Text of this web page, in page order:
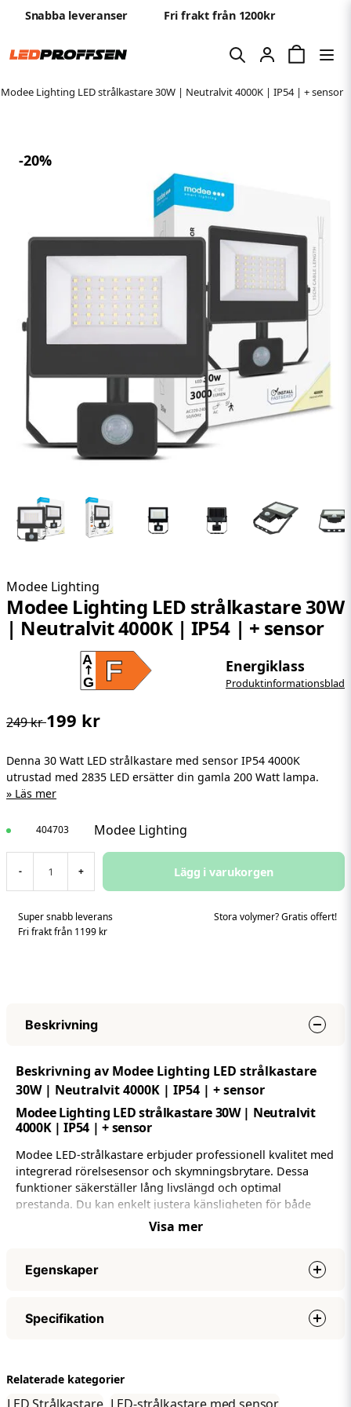
Snabba leveranser Fri frakt från 1200kr
Modee Lighting LED strålkastare 30W | Neutralvit 4000K | IP54 | + sensor
-20%
Modee Lighting
Modee Lighting LED strålkastare 30W
| Neutralvit 4000K | IP54 | + sensor
F
A
G
Energiklass
Produktinformationsblad
249 kr199 kr
Denna 30 Watt LED strålkastare med sensor IP54 4000K
utrustad med 2835 LED ersätter din gamla 200 Watt lampa.
Läs mer
404703 Modee Lighting
- + Lägg i varukorgen
Super snabb leverans
Stora volymer? Gratis offert!
Fri frakt från 1199 kr
Beskrivning
Beskrivning av Modee Lighting LED strålkastare
30W | Neutralvit 4000K | IP54 | + sensor
Modee Lighting LED strålkastare 30W | Neutralvit
4000K | IP54 | + sensor
Modee LED-strålkastare erbjuder professionell kvalitet med
integrerad rörelsesensor och skymningsbrytare. Dessa
funktioner säkerställer lång livslängd och optimal
prestanda. Du kan enkelt justera känsligheten för både
rörelsesensorn och skymningsbrytaren, vilket gör att
Med en IP54-klassning är denna LED-strålkastare vattentät
och tillverkad av underhållsfri aluminium. Detta ger ett
för defekter och rost.
färgtemperatur 4000K. Du kan därför använda denna
lampa för att lysa upp din arbetsplats eller verkstad. Du kan
Visa mer
Egenskaper
Nätspänning (volt)
Lumen per watt
Ljus färg (Kelvin)
Specifikation
Effekt
Relaterade kategorier
LED Strålkastare LED-strålkastare med sensor